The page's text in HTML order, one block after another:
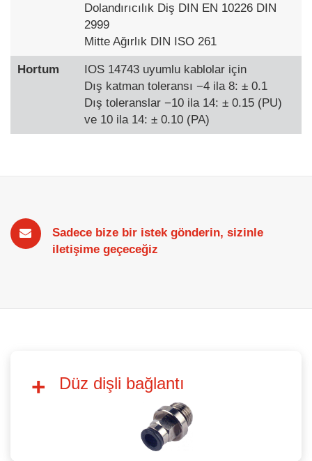
Dolandırıcılık Diş DIN EN 10226 DIN
2999
Mitte Ağırlık DIN ISO 261
Hortum
IOS 14743 uyumlu kablolar için
Dış katman toleransı −4 ila 8: ± 0.1
Dış toleranslar −10 ila 14: ± 0.15 (PU)
ve 10 ila 14: ± 0.10 (PA)
Sadece bize bir istek gönderin, sizinle
iletişime geçeceğiz
Düz dişli bağlantı